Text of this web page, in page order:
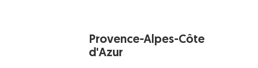
Provence-Alpes-Côte
d'Azur